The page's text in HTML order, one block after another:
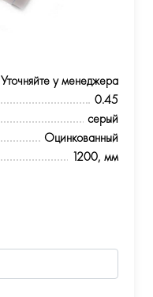
Уточняйте у менеджера
0.45
серый
Оцинкованный
1200, мм